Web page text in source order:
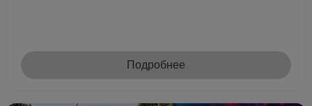
Подробнее